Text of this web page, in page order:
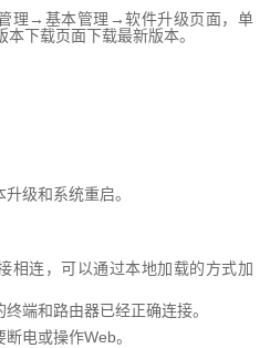
理→基本管理→软件升级页面，单
下载页面下载最新版本。
升级和系统重启。
相连，可以通过本地加载的方式加
端和路由器已经正确连接。
断电或操作Web。